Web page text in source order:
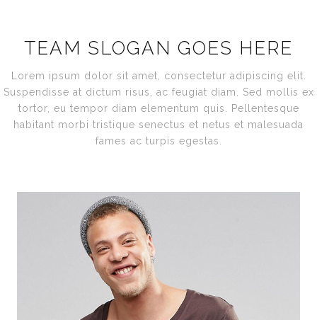
TEAM SLOGAN GOES HERE
Lorem ipsum dolor sit amet, consectetur adipiscing elit.
Suspendisse at dictum risus, ac feugiat diam. Sed mollis ex
tortor, eu tempor diam elementum quis. Pellentesque
habitant morbi tristique senectus et netus et malesuada
fames ac turpis egestas.